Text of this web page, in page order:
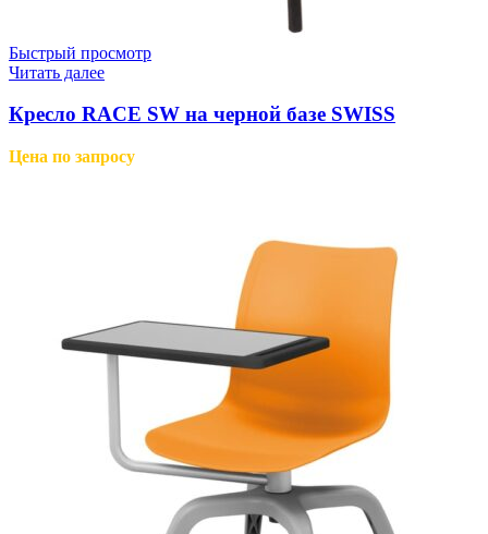
Быстрый просмотр
Читать далее
Кресло RACE SW на черной базе SWISS
Цена по запросу